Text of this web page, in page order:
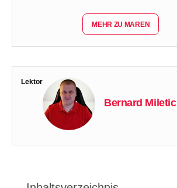
MEHR ZU MAREN
Lektor
Bernard Miletic